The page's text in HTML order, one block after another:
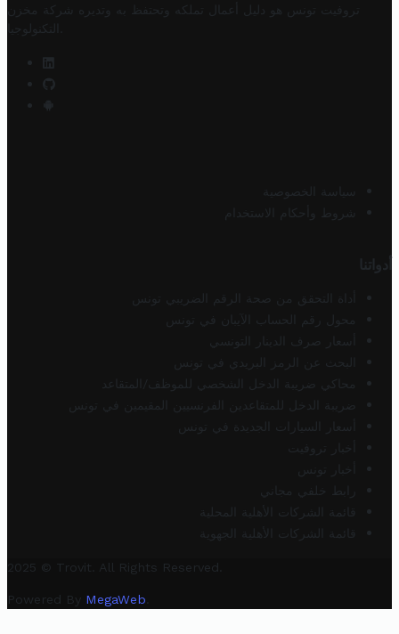
تروفيت تونس هو دليل أعمال تملكه وتحتفظ به وتديره
شركة مخزن
التكنولوجيا
سياسة الخصوصية
شروط وأحكام الاستخدام
أدواتنا
أداة التحقق من صحة الرقم الضريبي تونس
محول رقم الحساب الآيبان في تونس
أسعار صرف الدينار التونسي
البحث عن الرمز البريدي في تونس
محاكي ضريبة الدخل الشخصي للموظف/المتقاعد
ضريبة الدخل للمتقاعدين الفرنسيين المقيمين في تونس
أسعار السيارات الجديدة في تونس
أخبار تروفيت
أخبار تونس
رابط خلفي مجاني
قائمة الشركات الأهلية المحلية
قائمة الشركات الأهلية الجهوية
2025 © Trovit. All Rights Reserved.
Powered By MegaWeb